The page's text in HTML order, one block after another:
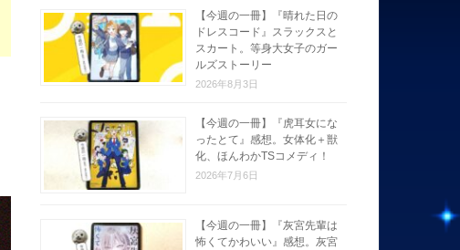
【今週の一冊】『晴れた日の
ドレスコード』スラックスと
スカート。等身大女子のガー
ルズストーリー
2026年8月3日
【今週の一冊】『虎耳女にな
ったとて』感想。女体化＋獣
化、ほんわかTSコメディ！
2026年7月6日
【今週の一冊】『灰宮先輩は
怖くてかわいい』感想。灰宮